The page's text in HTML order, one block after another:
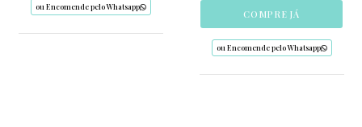
ou Encomende pelo Whatsapp
COMPRE JÁ
ou Encomende pelo Whatsapp